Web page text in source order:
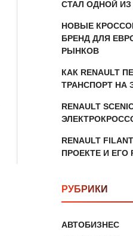
СТАЛ ОДНОЙ
НОВЫЕ
БРЕНД ДЛЯ
РЫНКОВ
КАК RENAULT
ТРАНСПОРТ НА
RENAULT
RENAULT
ПРОЕКТЕ И
РУБРИКИ
АВТОБИЗНЕС